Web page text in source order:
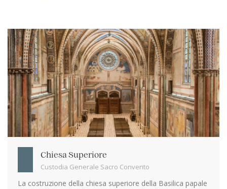
Chiesa Superiore
Custodia Generale Sacro Convento
La costruzione della chiesa superiore della Basilica papale